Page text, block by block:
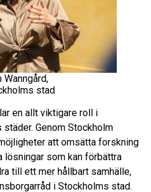
Wanngård,
stad
en allt viktigare roll i
Genom Stockholm
att omsätta forskning
lösningar som kan förbättra
till ett mer hållbart samhälle,
i Stockholms stad.